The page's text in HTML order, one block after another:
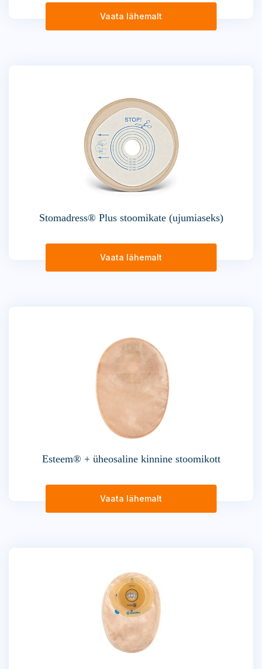
Vaata lähemalt
Stomadress® Plus stoomikate (ujumiaseks)
Vaata lähemalt
Esteem® + üheosaline kinnine stoomikott
Vaata lähemalt